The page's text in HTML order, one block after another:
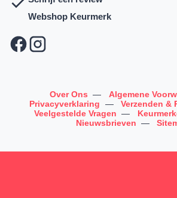
Webshop Keurmerk
Over Ons — Algemene
Privacyverklaring
— Verzenden &
Veelgestelde Vragen —
Nieuwsbrieven —